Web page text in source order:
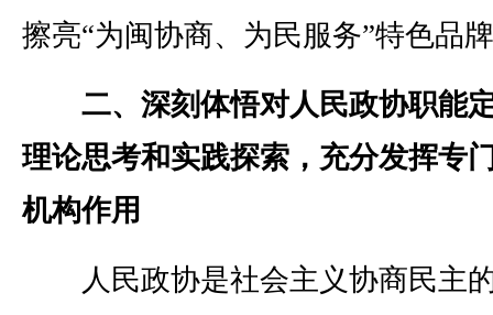
擦亮“为闽协商、为民服务”特色品
二、深刻体悟对人民政协职能
理论思考和实践探索，充分发挥专
机构作用
人民政协是社会主义协商民主